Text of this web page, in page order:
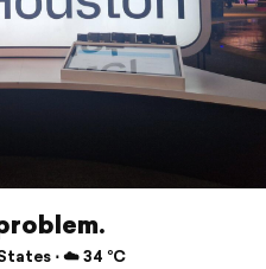
⋅ ☁️ 34 °C